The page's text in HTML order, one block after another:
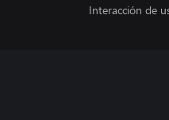
Interacción de